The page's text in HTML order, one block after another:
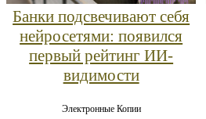
Банки подсвечивают себя
нейросетями: появился
первый рейтинг ИИ-
видимости
Электронные Копии